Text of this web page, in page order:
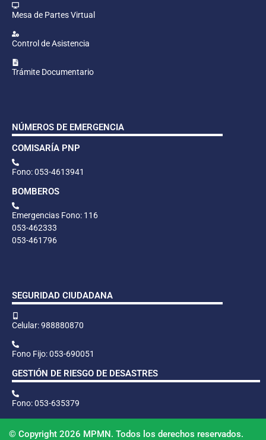
Mesa de Partes Virtual
Control de Asistencia
Trámite Documentario
NÚMEROS DE EMERGENCIA
COMISARÍA PNP
Fono: 053-4613941
BOMBEROS
Emergencias Fono: 116
053-462333
053-461796
SEGURIDAD CIUDADANA
Celular: 988880870
Fono Fijo: 053-690051
GESTIÓN DE RIESGO DE DESASTRES
Fono: 053-635379
© Copyright 2026 MPMN. Todos los derechos reservados.